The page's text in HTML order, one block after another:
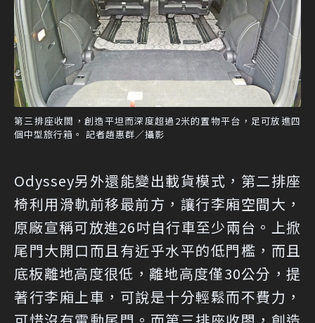
第三排座收閤，創造平坦而深度超過2米的置物平台，足可放進四
個中型旅行箱。 記者趙惠群／攝影
Odyssey另外還能變出載貨模式，第二排座
椅利用滑軌前移最前方，讓行李廂空間大，
原廠宣稱可放進26吋自行車至少兩台。上掀
尾門大開口而且有近乎水平的低門檻，而且
底板離地高度很低，離地高度僅30公分，提
著行李廂上車，可說是十分輕鬆而不費力，